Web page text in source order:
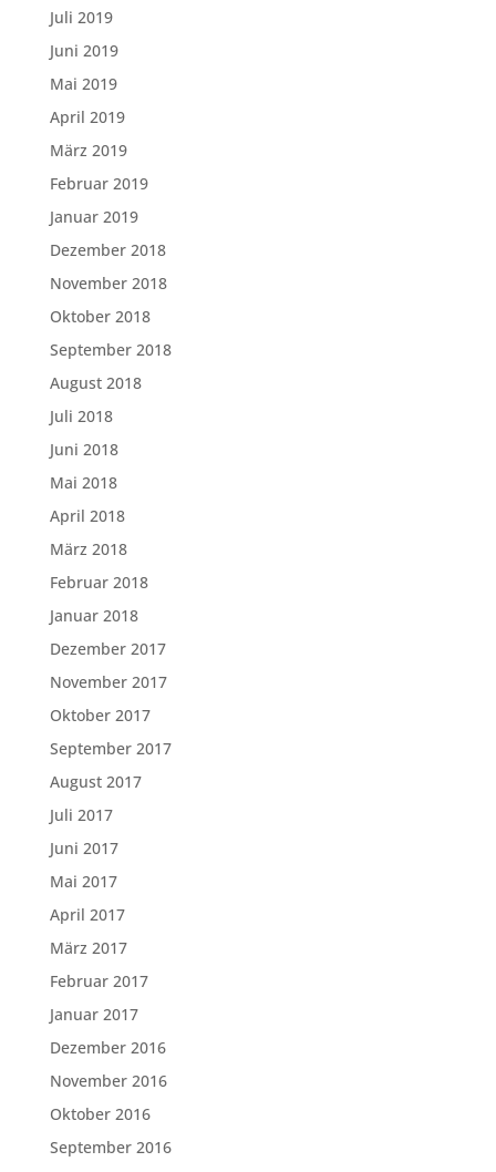
Juli 2019
Juni 2019
Mai 2019
April 2019
März 2019
Februar 2019
Januar 2019
Dezember 2018
November 2018
Oktober 2018
September 2018
August 2018
Juli 2018
Juni 2018
Mai 2018
April 2018
März 2018
Februar 2018
Januar 2018
Dezember 2017
November 2017
Oktober 2017
September 2017
August 2017
Juli 2017
Juni 2017
Mai 2017
April 2017
März 2017
Februar 2017
Januar 2017
Dezember 2016
November 2016
Oktober 2016
September 2016